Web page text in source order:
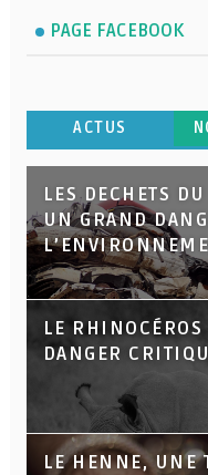
PAGE FACEBOOK
ACTUS
LES DECHETS
UN GRAND
LE
DANGER
LE HENNE, UNE